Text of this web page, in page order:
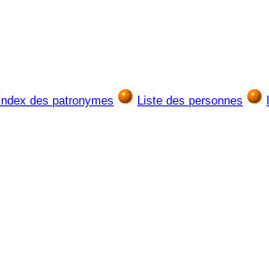
Index des patronymes Liste des personnes